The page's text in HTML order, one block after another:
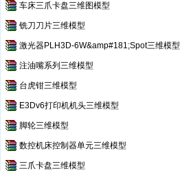
车床三爪卡盘三维图模型
铣刀刀片三维模型
激光器PLH3D-6W&amp#181;Spot三维模型
注油嘴系列三维模型
台虎钳三维模型
E3Dv6打印机机头三维模型
脚轮三维模型
数控机床控制器单元三维模型
三爪卡盘三维模型